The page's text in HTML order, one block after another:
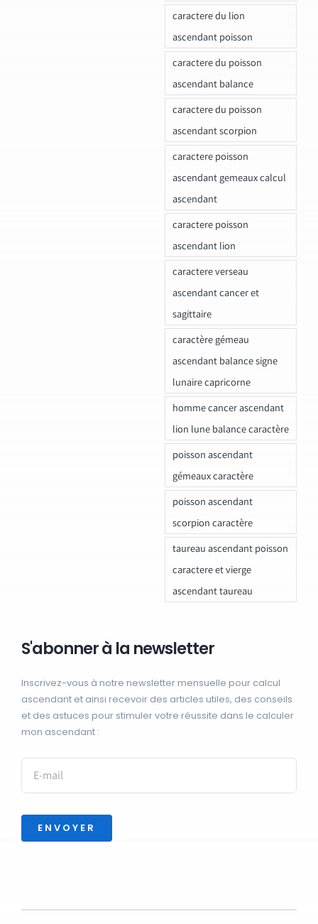
caractere du lion
ascendant poisson
caractere du poisson
ascendant balance
caractere du poisson
ascendant scorpion
caractere poisson
ascendant gemeaux calcul
ascendant
caractere poisson
ascendant lion
caractere verseau
ascendant cancer et
sagittaire
caractère gémeau
ascendant balance signe
lunaire capricorne
homme cancer ascendant
lion lune balance caractère
poisson ascendant
gémeaux caractère
poisson ascendant
scorpion caractère
taureau ascendant poisson
caractere et vierge
ascendant taureau
S'abonner à la newsletter
Inscrivez-vous à notre newsletter mensuelle pour calcul
ascendant et ainsi recevoir des articles utiles, des conseils
et des astuces pour stimuler votre réussite dans le calculer
mon ascendant :
ENVOYER